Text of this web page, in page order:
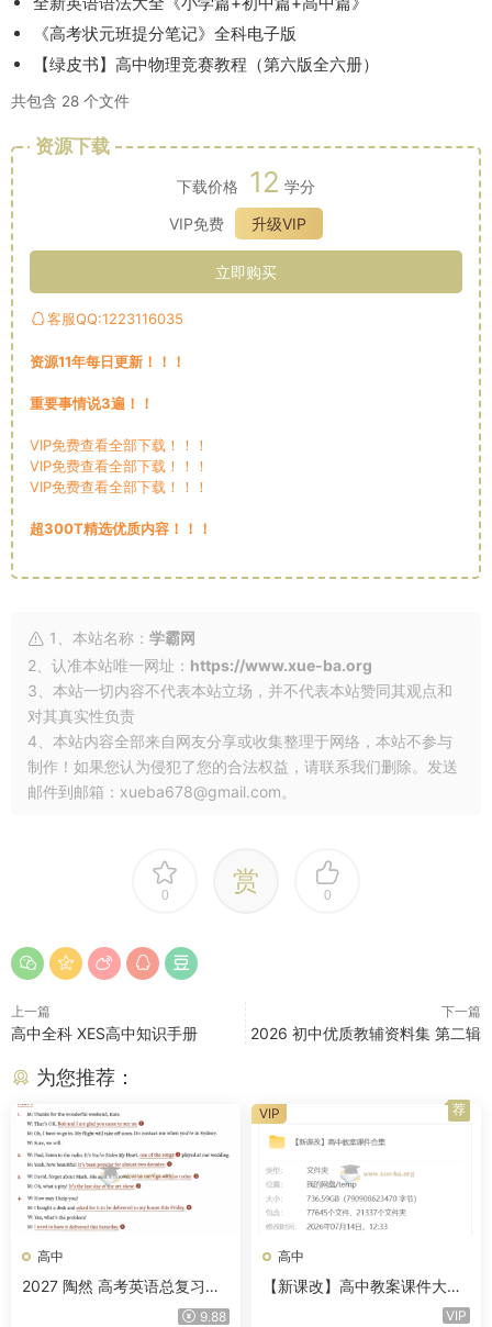
《高考状元班提分笔记》全科电子版
【绿皮书】高中物理竞赛教程（第六版全六册）
共包含 28 个文件
资源下载
下载价格 12 学分
VIP免费
升级VIP
立即购买
客服QQ:1223116035
资源11年每日更新！！！
重要事情说3遍！！
VIP免费查看全部下载！！！
VIP免费查看全部下载！！！
VIP免费查看全部下载！！！
超300T精选优质内容！！！
1、本站名称： 学霸网
2、认准本站唯一网址： https://www.xue-ba.org
3、本站一切内容不代表本站立场，并不代表本站赞同其观点和
对其真实性负责
4、本站内容全部来自网友分享或收集整理于网络，本站不参与
制作！如果您认为侵犯了您的合法权益，请联系我们删除。发送
邮件到邮箱：xueba678@gmail.com。
0 赏 0
上一篇
高中全科 XES高中知识手册
下一篇
2026 初中优质教辅资料集 第二辑
为您推荐：
高中
2027 陶然 高考英语总复习听
9.88
高中
【新课改】高中教案课件大合
VIP
VIP 荐